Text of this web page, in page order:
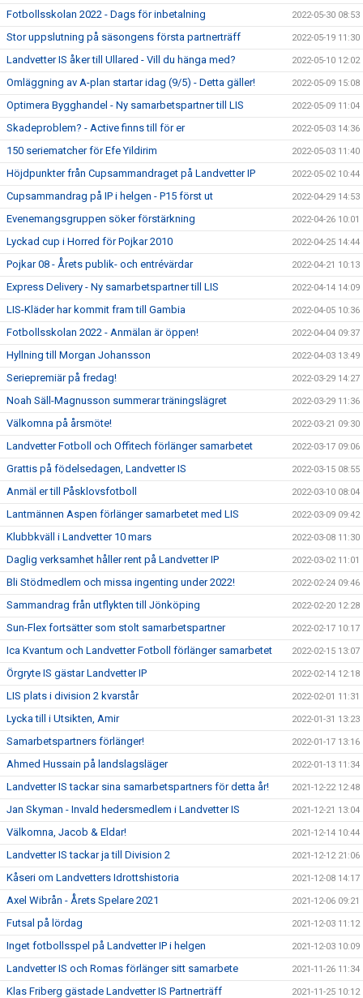
Fotbollsskolan 2022 - Dags för inbetalning 2022-05-30 08:53
Stor uppslutning på säsongens första partnerträff 2022-05-19 11:30
Landvetter IS åker till Ullared - Vill du hänga med? 2022-05-10 12:02
Omläggning av A-plan startar idag (9/5) - Detta gäller! 2022-05-09 15:08
Optimera Bygghandel - Ny samarbetspartner till LIS 2022-05-09 11:04
Skadeproblem? - Active finns till för er 2022-05-03 14:36
150 seriematcher för Efe Yildirim 2022-05-03 11:40
Höjdpunkter från Cupsammandraget på Landvetter IP 2022-05-02 10:44
Cupsammandrag på IP i helgen - P15 först ut 2022-04-29 14:53
Evenemangsgruppen söker förstärkning 2022-04-26 10:01
Lyckad cup i Horred för Pojkar 2010 2022-04-25 14:44
Pojkar 08 - Årets publik- och entrévärdar 2022-04-21 10:13
Express Delivery - Ny samarbetspartner till LIS 2022-04-14 14:09
LIS-Kläder har kommit fram till Gambia 2022-04-05 10:36
Fotbollsskolan 2022 - Anmälan är öppen! 2022-04-04 09:37
Hyllning till Morgan Johansson 2022-04-03 13:49
Seriepremiär på fredag! 2022-03-29 14:27
Noah Säll-Magnusson summerar träningslägret 2022-03-29 11:36
Välkomna på årsmöte! 2022-03-21 09:30
Landvetter Fotboll och Offitech förlänger samarbetet 2022-03-17 09:06
Grattis på födelsedagen, Landvetter IS 2022-03-15 08:55
Anmäl er till Påsklovsfotboll 2022-03-10 08:04
Lantmännen Aspen förlänger samarbetet med LIS 2022-03-09 09:42
Klubbkväll i Landvetter 10 mars 2022-03-08 11:30
Daglig verksamhet håller rent på Landvetter IP 2022-03-02 11:01
Bli Stödmedlem och missa ingenting under 2022! 2022-02-24 09:46
Sammandrag från utflykten till Jönköping 2022-02-20 12:28
Sun-Flex fortsätter som stolt samarbetspartner 2022-02-17 10:17
Ica Kvantum och Landvetter Fotboll förlänger samarbetet 2022-02-15 13:07
Örgryte IS gästar Landvetter IP 2022-02-14 12:18
LIS plats i division 2 kvarstår 2022-02-01 11:31
Lycka till i Utsikten, Amir 2022-01-31 13:23
Samarbetspartners förlänger! 2022-01-17 13:16
Ahmed Hussain på landslagsläger 2022-01-13 11:34
Landvetter IS tackar sina samarbetspartners för detta år! 2021-12-22 12:48
Jan Skyman - Invald hedersmedlem i Landvetter IS 2021-12-21 13:04
Välkomna, Jacob & Eldar! 2021-12-14 10:44
Landvetter IS tackar ja till Division 2 2021-12-12 21:06
Kåseri om Landvetters Idrottshistoria 2021-12-08 14:17
Axel Wibrån - Årets Spelare 2021 2021-12-06 09:21
Futsal på lördag 2021-12-03 11:12
Inget fotbollsspel på Landvetter IP i helgen 2021-12-03 10:09
Landvetter IS och Romas förlänger sitt samarbete 2021-11-26 11:34
Klas Friberg gästade Landvetter IS Partnerträff 2021-11-25 10:12